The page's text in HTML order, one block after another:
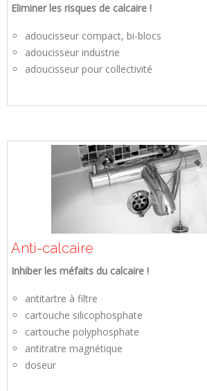
Eliminer les risques de calcaire !
adoucisseur compact, bi-blocs
adoucisseur industrie
adoucisseur pour collectivité
Anti-calcaire
Inhiber les méfaits du calcaire !
antitartre à filtre
cartouche silicophosphate
cartouche polyphosphate
antitratre magnétique
doseur